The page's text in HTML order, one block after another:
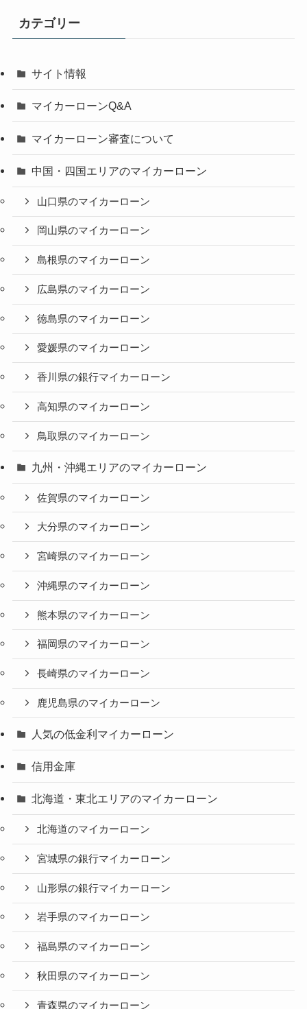
カテゴリー
サイト情報
マイカーローンQ&A
マイカーローン審査について
中国・四国エリアのマイカーローン
山口県のマイカーローン
岡山県のマイカーローン
島根県のマイカーローン
広島県のマイカーローン
徳島県のマイカーローン
愛媛県のマイカーローン
香川県の銀行マイカーローン
高知県のマイカーローン
鳥取県のマイカーローン
九州・沖縄エリアのマイカーローン
佐賀県のマイカーローン
大分県のマイカーローン
宮崎県のマイカーローン
沖縄県のマイカーローン
熊本県のマイカーローン
福岡県のマイカーローン
長崎県のマイカーローン
鹿児島県のマイカーローン
人気の低金利マイカーローン
信用金庫
北海道・東北エリアのマイカーローン
北海道のマイカーローン
宮城県の銀行マイカーローン
山形県の銀行マイカーローン
岩手県のマイカーローン
福島県のマイカーローン
秋田県のマイカーローン
青森県のマイカーローン